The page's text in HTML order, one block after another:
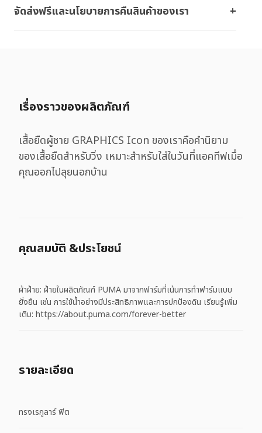
จัดส่งฟรีและนโยบายการคืนสินค้าของเรา
เรื่องราวของผลิตภัณฑ์
เสื้อยืดผู้ชาย GRAPHICS Icon ของเราคือคำนิยาม
ของเสื้อยืดสำหรับวิ่ง เหมาะสำหรับใส่ในวันที่แอคทีฟเมื่อ
คุณออกไปลุยนอกบ้าน
คุณสมบัติ &ประโยชน์
ผ้าฝ้าย: ฝ้ายในผลิตภัณฑ์ PUMA มาจากฟาร์มที่เน้นการทำฟาร์มแบบ
ยั่งยืน เช่น การใช้น้ำอย่างมีประสิทธิภาพและการปกป้องดิน เรียนรู้เพิ่ม
เติม: https://about.puma.com/forever-better
รายละเอียด
ทรงเรกูลาร์ ฟิต